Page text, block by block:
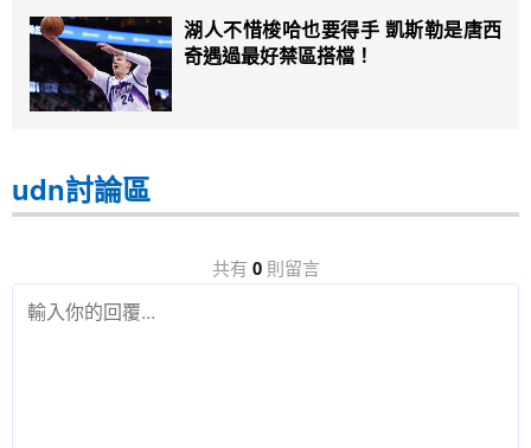
湖人不惜梭哈也要得手 凱斯勒是唐西
奇遇過最好禁區搭檔！
udn討論區
共有 0則留言